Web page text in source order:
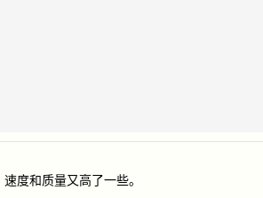
度和质量又高了一些。